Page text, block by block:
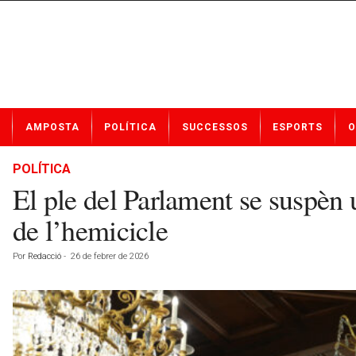
t
AMPOSTA POLÍTICA SUCCESSOS ESPORTS
POLÍTICA
El ple del Parlament se
de l’hemicicle
Por Redacció - 26 de febrer de 2026